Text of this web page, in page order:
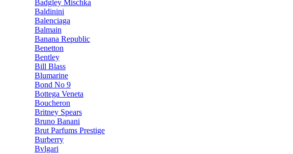
Badgley Mischka
Baldinini
Balenciaga
Balmain
Banana Republic
Benetton
Bentley
Bill Blass
Blumarine
Bond No 9
Bottega Veneta
Boucheron
Britney Spears
Bruno Banani
Brut Parfums Prestige
Burberry
Bvlgari